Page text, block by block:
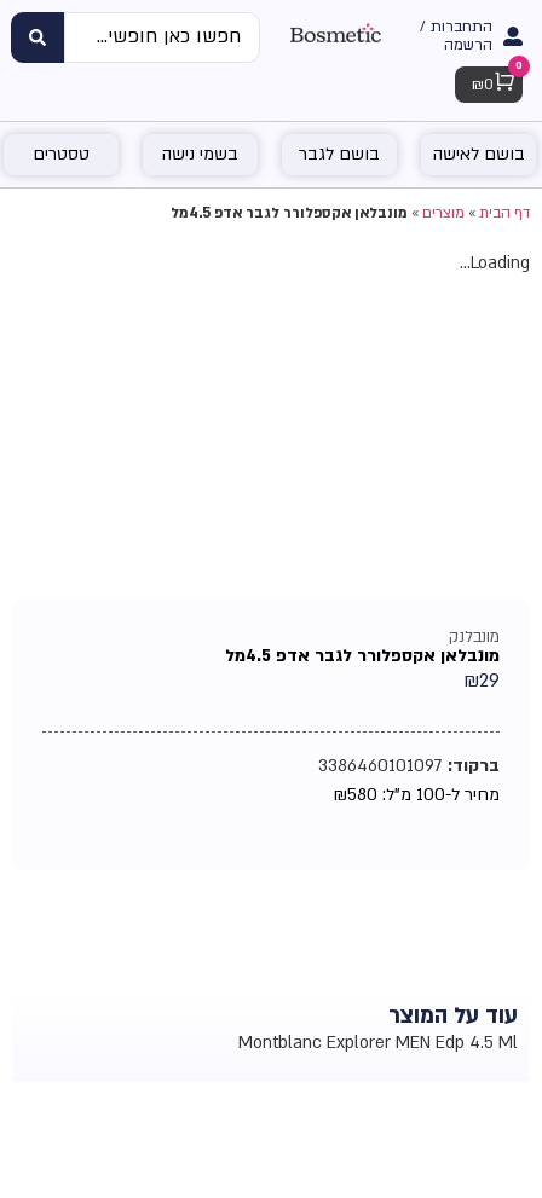
התחברות /
הרשמה
Cart
0
₪ 0
בושם לאישה בושם לגבר בשמי נישה טסטרים
דף הבית»מוצרים»מונבלאן אקספלורר לגבר אדפ 4.5מל
Loading...
מונבלנק
מונבלאן אקספלורר לגבר אדפ 4.5מל
₪29
ברקוד:3386460101097
מחיר ל-100 מ"ל:
₪580
עוד על המוצר
Montblanc Explorer MEN Edp 4.5 Ml